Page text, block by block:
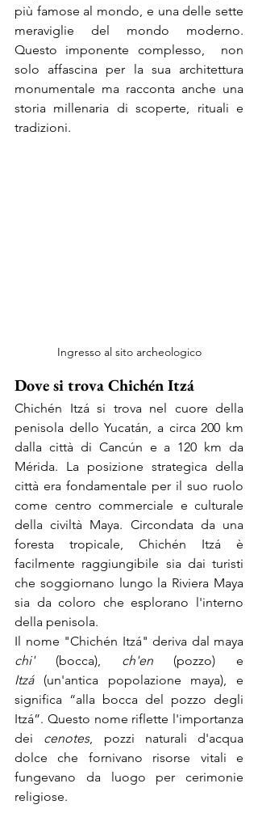
più famose al mondo, e una delle sette
meraviglie del mondo moderno.
Questo imponente complesso,  non
solo affascina per la sua architettura
monumentale ma racconta anche una
storia millenaria di scoperte, rituali e
tradizioni.
Ingresso al sito archeologico
Dove si trova Chichén Itzá
Chichén Itzá si trova nel cuore della
penisola dello Yucatán, a circa 200 km
dalla città di Cancún e a 120 km da
Mérida. La posizione strategica della
città era fondamentale per il suo ruolo
come centro commerciale e culturale
della civiltà Maya. Circondata da una
foresta tropicale, Chichén Itzá è
facilmente raggiungibile sia dai turisti
che soggiornano lungo la Riviera Maya
sia da coloro che esplorano l'interno
della penisola.
chi' (bocca), ch'en
Itzá (un'antica popolazione maya), e
significa “alla bocca del pozzo degli
Itzá”. Questo nome riflette l'importanza
dei cenotes, pozzi naturali d'acqua
dolce che fornivano risorse vitali e
fungevano da luogo per cerimonie
religiose.